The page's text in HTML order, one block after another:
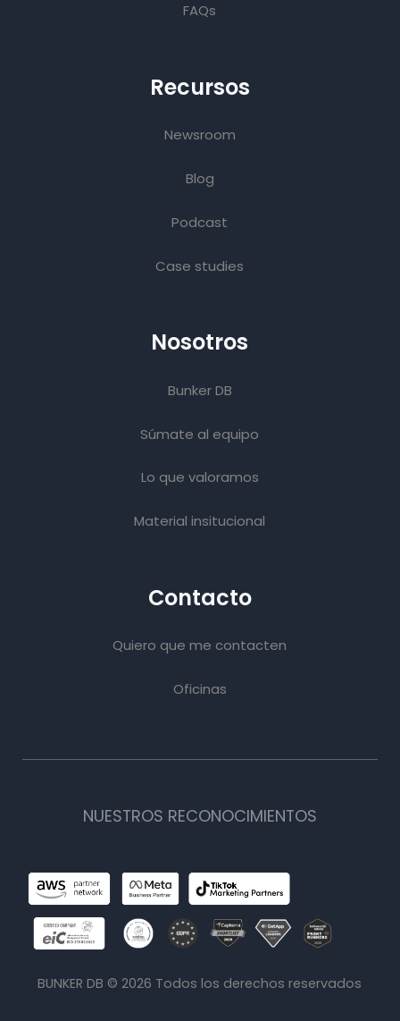
FAQs
Recursos
Newsroom
Blog
Podcast
Case studies
Nosotros
Bunker DB
Súmate al equipo
Lo que valoramos
Material insitucional
Contacto
Quiero que me contacten
Oficinas
NUESTROS RECONOCIMIENTOS
BUNKER DB ©2026 Todos los derechos reservados